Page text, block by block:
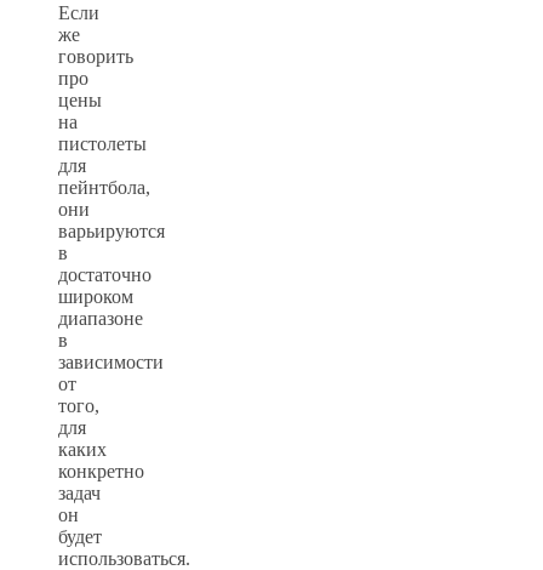
Если
же
говорить
про
цены
на
пистолеты
для
пейнтбола,
они
варьируются
в
достаточно
широком
диапазоне
в
зависимости
от
того,
для
каких
конкретно
задач
он
будет
использоваться.